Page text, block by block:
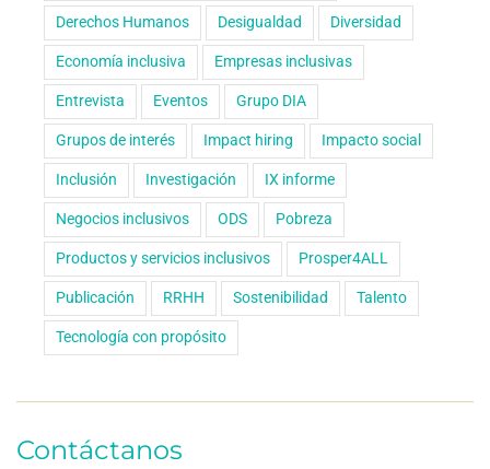
Derechos Humanos Desigualdad Diversidad
Economía inclusiva Empresas inclusivas
Entrevista Eventos Grupo DIA
Grupos de interés Impact hiring Impacto social
Inclusión Investigación IX informe
Negocios inclusivos ODS Pobreza
Productos y servicios inclusivos Prosper4ALL
Publicación RRHH Sostenibilidad Talento
Tecnología con propósito
Contáctanos